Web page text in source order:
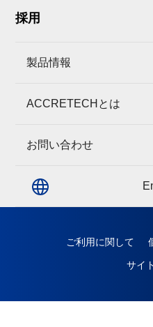
採用
製品情報
ACCRETECHとは
お問い合わせ
ご利用に関して
サイ